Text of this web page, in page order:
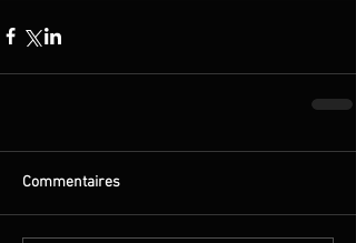
Commentaires